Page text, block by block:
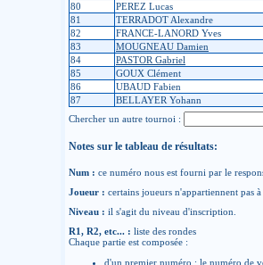
80
PEREZ Lucas
81
TERRADOT Alexandre
82
FRANCE-LANORD Yves
83
MOUGNEAU Damien
84
PASTOR Gabriel
85
GOUX Clément
86
UBAUD Fabien
87
BELLAYER Yohann
Chercher un autre tournoi :
Notes sur le tableau de résultats:
Num : ce numéro nous est fourni par le
Joueur : certains joueurs n'appartiennent pas
Niveau : il s'agit du niveau d'inscription.
R1, R2, etc... : liste des rondes
Chaque partie est composée :
d'un premier numéro : le numéro de